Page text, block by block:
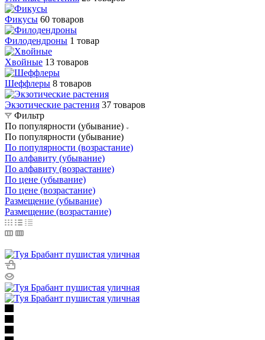
Фикусы 60 товаров
Филодендроны 1 товар
Хвойные 13 товаров
Шеффлеры 8 товаров
Экзотические растения 37 товаров
Фильтр
По популярности (убывание)
По популярности (убывание)
По популярности (возрастание)
По алфавиту (убывание)
По алфавиту (возрастание)
По цене (убывание)
По цене (возрастание)
Размещение (убывание)
Размещение (возрастание)